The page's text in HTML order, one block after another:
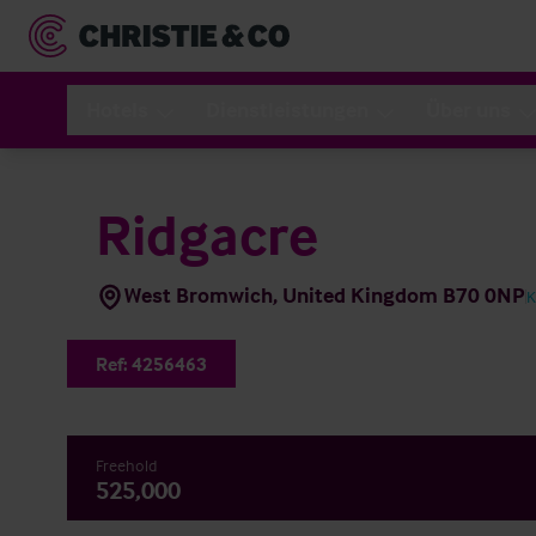
Ridgacre
West Bromwich, United Kingdom B70 0NP
Ref: 4256463
Freehold
525,000